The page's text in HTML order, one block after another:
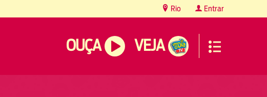
Rio Entrar
OUÇA VEJA